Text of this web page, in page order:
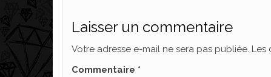
Laisser un commentaire
Votre adresse e-mail ne sera pas publiée. Les
Commentaire *